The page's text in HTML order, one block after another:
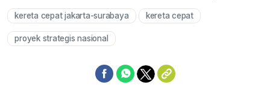
kereta cepat jakarta-surabaya kereta cepat
proyek strategis nasional